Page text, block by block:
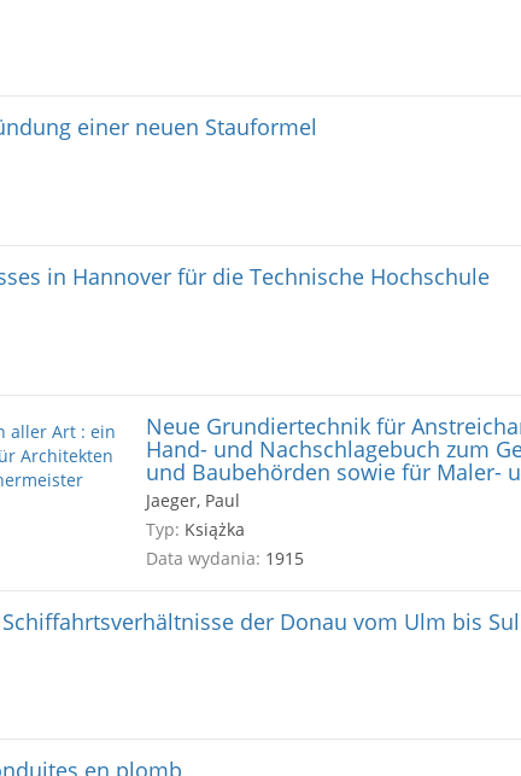
einer neuen Stauformel
in Hannover für die Technische Hochschule
Neue Grundiertechnik für
Hand- und Nachschlagebuch zum
und Baubehörden sowie für Maler-
Jaeger, Paul
Typ: Książka
Data wydania: 1915
der Donau vom Ulm bis
en plomb